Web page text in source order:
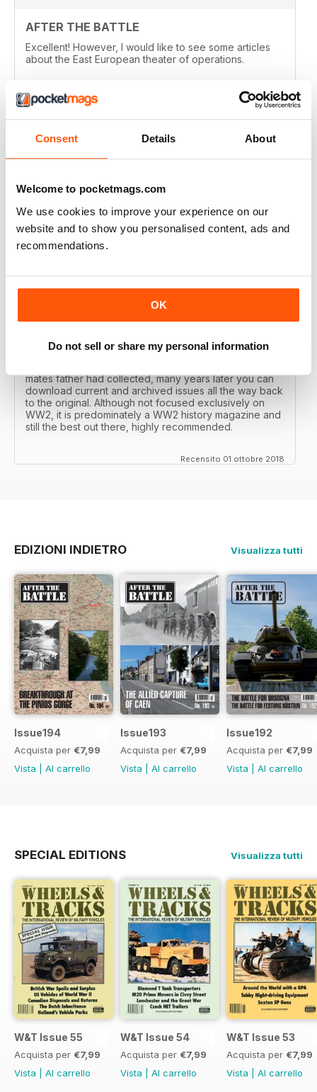
Consent Details About
Welcome to pocketmags.com
We use cookies to improve your experience on our
website and to show you personalised content, ads and
recommendations.
OK
Do not sell or share my personal information
AFTER THE BATTLE
Excellent! However, I would like to see some articles
about the East European theater of operations.
Recensito 15 agosto 2020
FULL OF HISTORICAL INFORMATION
Recensito 17 luglio 2019
the start of 1975 from that research. The magazine
spawned into a world leading military history magazine.
mates father had collected, many years later you can
download current and archived issues all the way back
to the original. Although not focused exclusively on
WW2, it is predominately a WW2 history magazine and
still the best out there, highly recommended.
Recensito 01 ottobre 2018
EDIZIONI INDIETRO Visualizza tutti
Issue194
Acquista per €7,99
Vista
Al carrello
Issue193
Acquista per €7,99
Vista
Al carrello
Issue192
Acquista per €7,99
Vista
Al carrello
SPECIAL EDITIONS Visualizza tutti
W&T Issue 55
Acquista per €7,99
Vista
Al carrello
W&T Issue 54
Acquista per €7,99
Vista
Al carrello
W&T Issue 53
Acquista per €7,99
Vista
Al carrello